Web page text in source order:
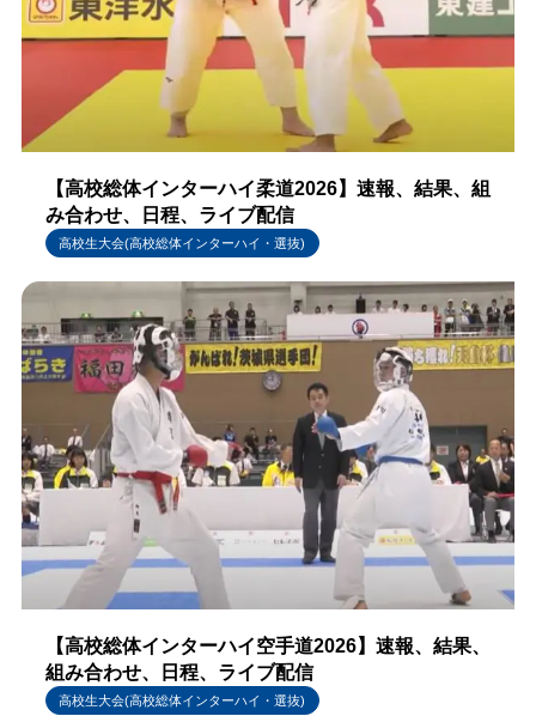
【高校総体インターハイ柔道2026】速報、結果、組
み合わせ、日程、ライブ配信
高校生大会(高校総体インターハイ・選抜)
【高校総体インターハイ空手道2026】速報、結果、
組み合わせ、日程、ライブ配信
高校生大会(高校総体インターハイ・選抜)